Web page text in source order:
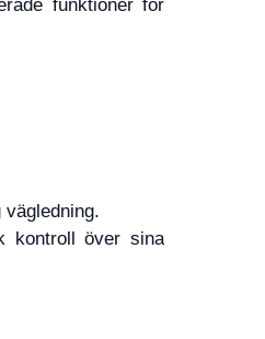
funktioner för
kontroll över sina